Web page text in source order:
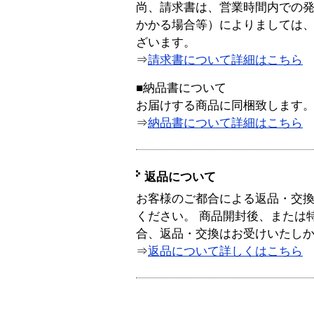
尚、請求書は、営業時間内での
かかる場合等）によりましては
ざいます。
⇒請求書について詳細はこちら
■納品書について
お届けする商品に同梱致します。
⇒納品書について詳細はこちら
返品について
お客様のご都合による返品・交
ください。 商品開封後、または
合、返品・交換はお受けいたし
⇒返品について詳しくはこちら